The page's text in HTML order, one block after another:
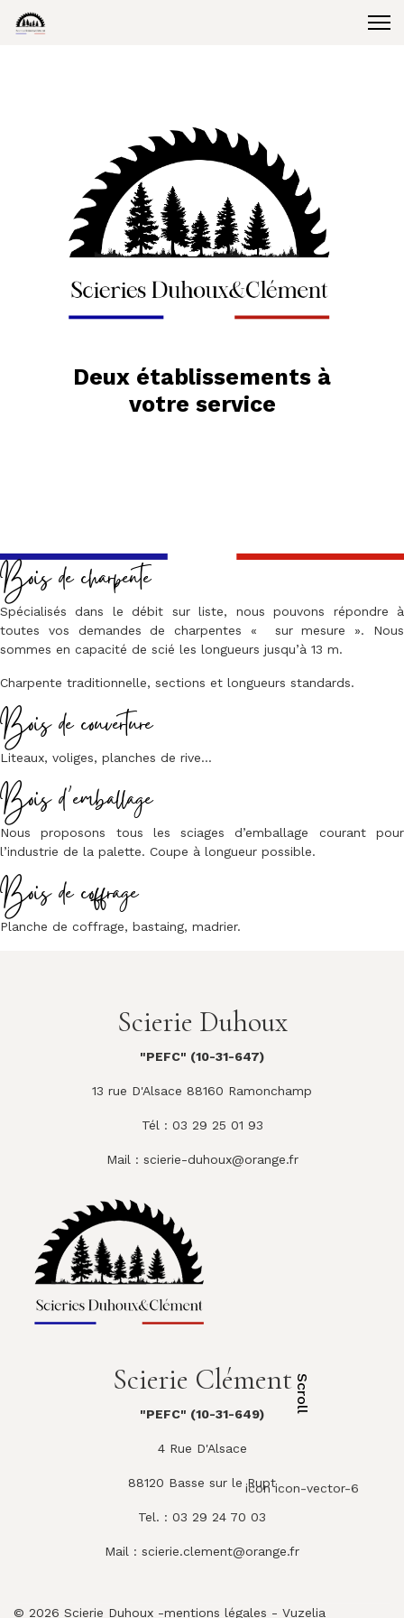
Deux établissements à
votre service
Scroll
icon icon-vector-6
Bois de charpente
Spécialisés dans le débit sur liste, nous pouvons répondre à
toutes vos demandes de charpentes « sur mesure ». Nous
sommes en capacité de scié les longueurs jusqu’à 13 m.
Charpente traditionnelle, sections et longueurs standards.
Bois de couverture
Liteaux, voliges, planches de rive…
Bois d’emballage
Nous proposons tous les sciages d’emballage courant pour
l’industrie de la palette. Coupe à longueur possible.
Bois de coffrage
Planche de coffrage, bastaing, madrier.
Scierie Duhoux
"PEFC" (10-31-647)
13 rue D'Alsace 88160 Ramonchamp
Tél : 03 29 25 01 93
Mail : scierie-duhoux@orange.fr
Scierie Clément
"PEFC" (10-31-649)
4 Rue D'Alsace
88120 Basse sur le Rupt
Tel. : 03 29 24 70 03
Mail : scierie.clement@orange.fr
© 2026 Scierie Duhoux -mentions légales - Vuzelia